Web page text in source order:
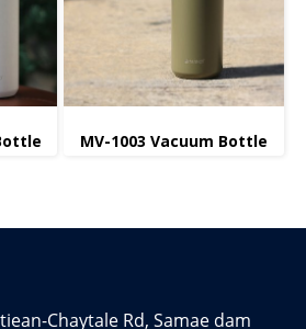
MV-1003 Vacuum Bottle
Chaytale Rd, Samae dam